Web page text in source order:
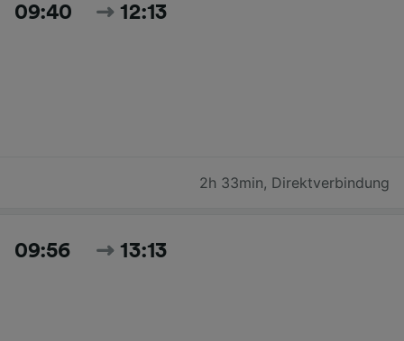
09:40 12:13
2h 33min, Direktverbindung
09:56 13:13